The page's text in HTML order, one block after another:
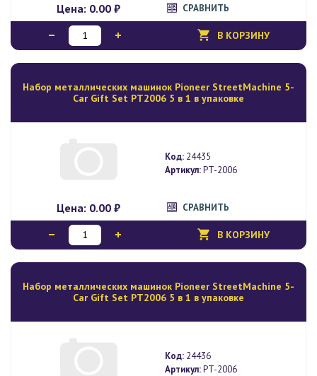
Цена: 0.00 ₽ СРАВНИТЬ
В КОРЗИНУ
Набор металлических машинок Pioneer StreetMachine 5-
Car Gift Set PT2006 5 в 1 в упаковке
Цена: 0.00 ₽
Код: 24435
Артикул:PT-2006
СРАВНИТЬ
В КОРЗИНУ
Набор металлических машинок Pioneer StreetMachine 5-
Car Gift Set PT2006 5 в 1 в упаковке
Код: 24436
Артикул:PT-2006